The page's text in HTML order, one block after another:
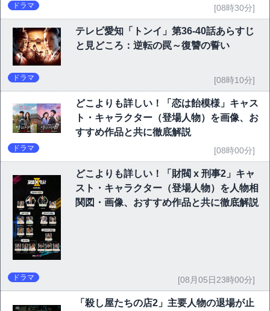
ドラマ [08時30分]
テレビ愛知「トンイ」第36-40話あらすじ
と見どころ：逆転の罠～復讐の誓い
ドラマ [08時10分]
どこよりも詳しい！「恋は飴模様」キャス
ト・キャラクター（登場人物）を画像、お
すすめ作品と共に徹底解説
ドラマ [08時00分]
どこよりも詳しい！「財閥 x 刑事2」キャ
スト・キャラクター（登場人物）を人物相
関図・画像、おすすめ作品と共に徹底解説
ドラマ [08月05日23時00分]
「殺し屋たちの店2」主要人物の退場が止